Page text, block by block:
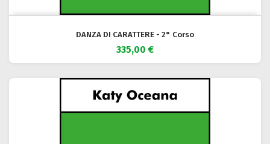
DANZA DI CARATTERE - 2° Corso
335,00 €